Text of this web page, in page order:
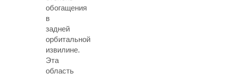
обогащения
в
задней
орбитальной
извилине.
Эта
область